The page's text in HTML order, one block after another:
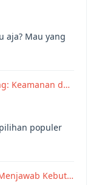
aja? Mau yang
Keamanan d…
populer
Kebut…